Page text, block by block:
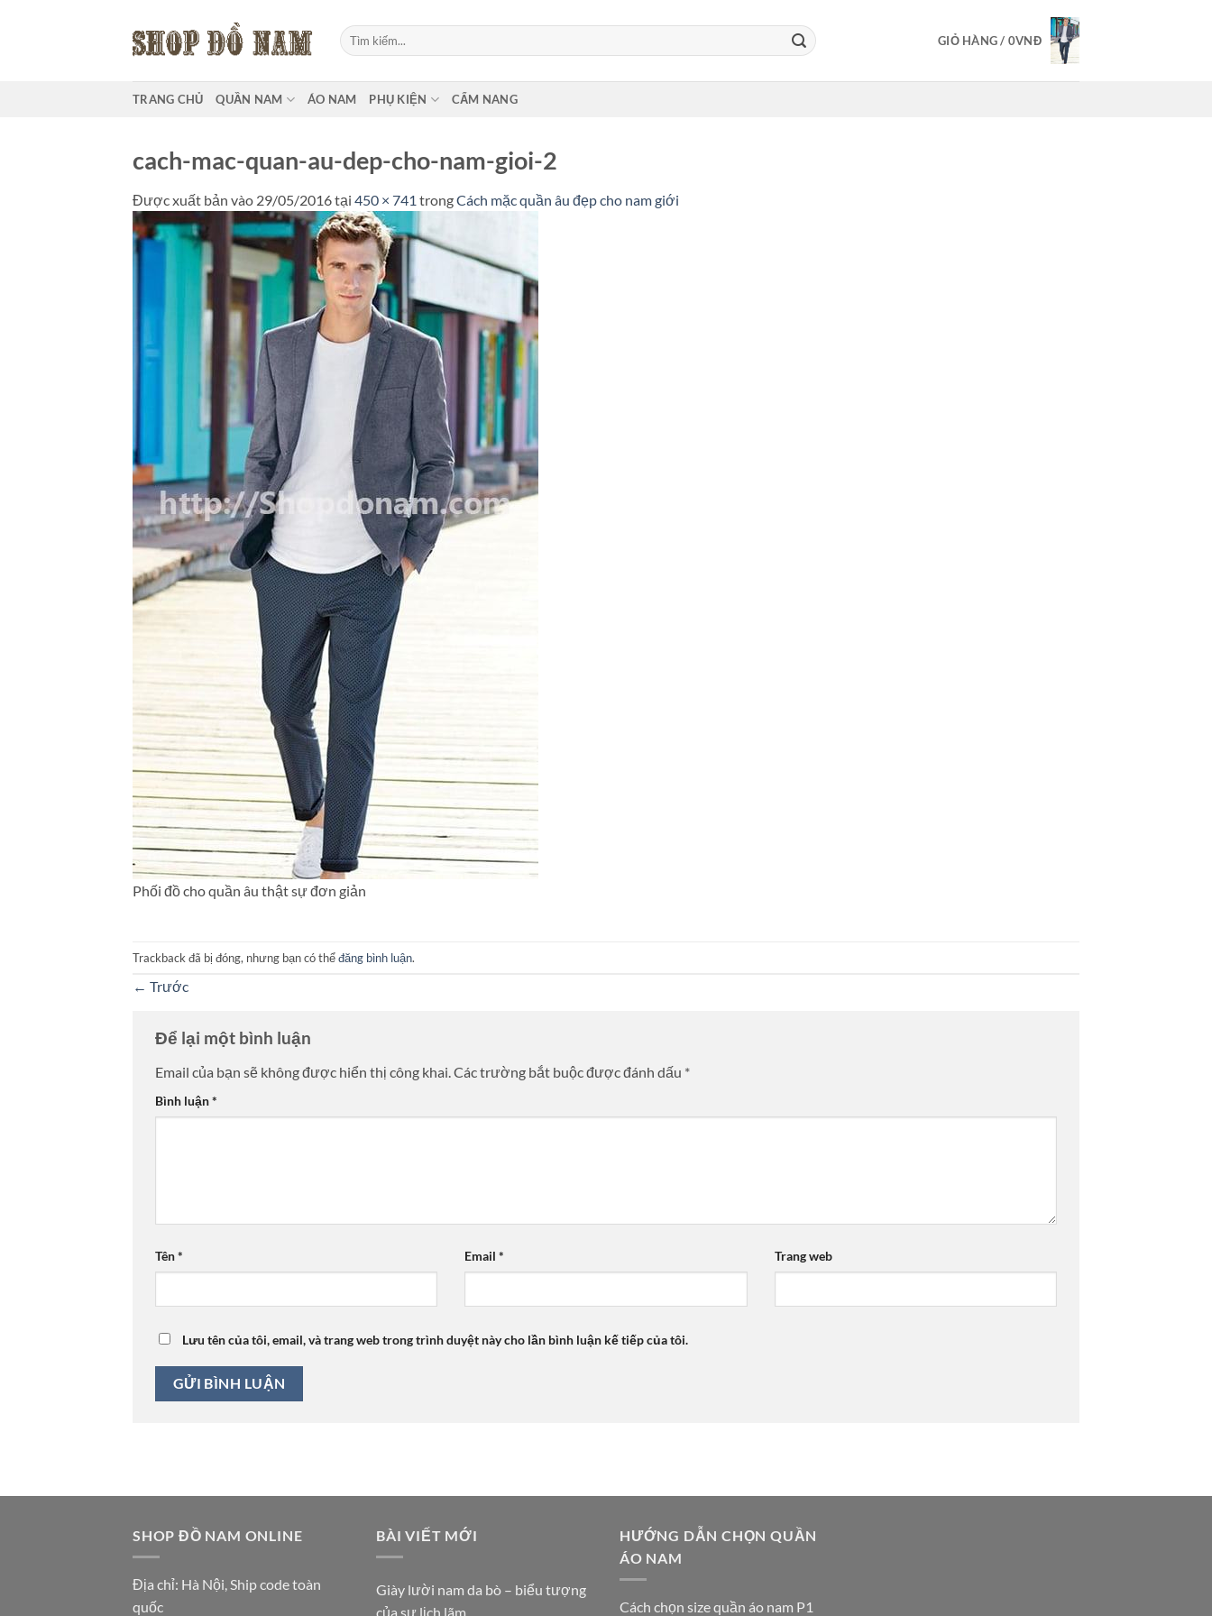
Tìm
kiếm:
GIỎ HÀNG / 0VNĐ
TRANG CHỦ QUẦN NAM ÁO NAM PHỤ KIỆN CẨM NANG
cach-mac-quan-au-dep-cho-nam-gioi-2
Được xuất bản vào 29/05/2016tại 450 × 741 trongCách mặc quần âu đẹp cho nam giới
Phối đồ cho quần âu thật sự đơn giản
Trackback đã bị đóng, nhưng bạn có thểđăng bình luận.
← Trước
Để lại một bình luận
Email của bạn sẽ không được hiển thị công khai.Các trường bắt buộc được đánh dấu *
Bình luận*
Tên* Email* Trang web
Lưu tên của tôi, email, và trang web trong trình duyệt này cho lần bình luận kế tiếp của tôi.
SHOP ĐỒ NAM ONLINE
Địa chỉ: Hà Nội, Ship code toàn
quốc
BÀI VIẾT MỚI
Giày lười nam da bò – biểu tượng
của sự lịch lãm
HƯỚNG DẪN CHỌN QUẦN
ÁO NAM
Cách chọn size quần áo nam P1